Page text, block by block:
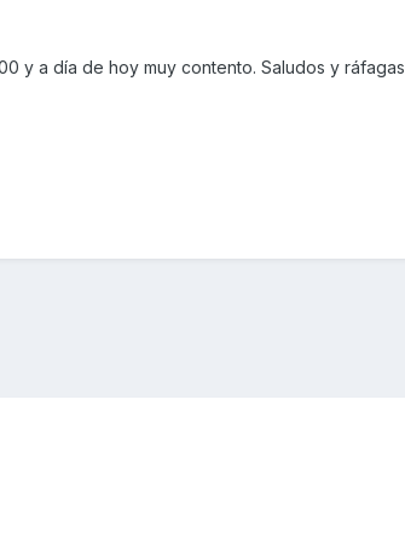
y a día de hoy muy contento. Saludos y ráfagas